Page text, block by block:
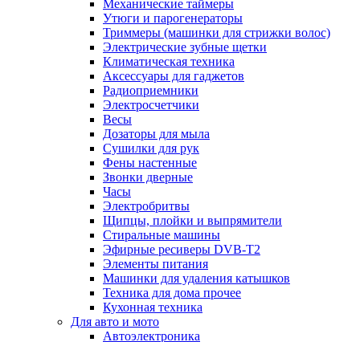
Механические таймеры
Утюги и парогенераторы
Триммеры (машинки для стрижки волос)
Электрические зубные щетки
Климатическая техника
Аксессуары для гаджетов
Радиоприемники
Электросчетчики
Весы
Дозаторы для мыла
Сушилки для рук
Фены настенные
Звонки дверные
Часы
Электробритвы
Щипцы, плойки и выпрямители
Стиральные машины
Эфирные ресиверы DVB-T2
Элементы питания
Машинки для удаления катышков
Техника для дома прочее
Кухонная техника
Для авто и мото
Автоэлектроника